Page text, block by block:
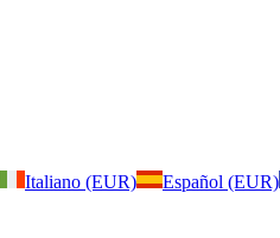
Italiano (EUR) Español (EUR)